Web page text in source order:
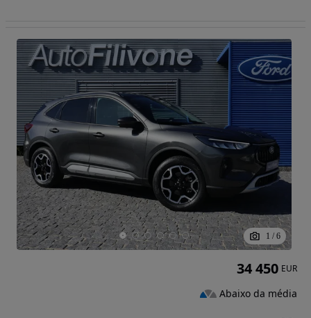
1 / 6
34 450 EUR
Abaixo da média